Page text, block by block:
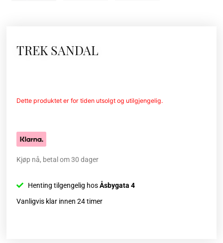
TREK SANDAL
Dette produktet er for tiden utsolgt og utilgjengelig.
Kjøp nå, betal om 30 dager
Henting tilgengelig hosÅsbygata 4
Vanligvis klar innen 24 timer